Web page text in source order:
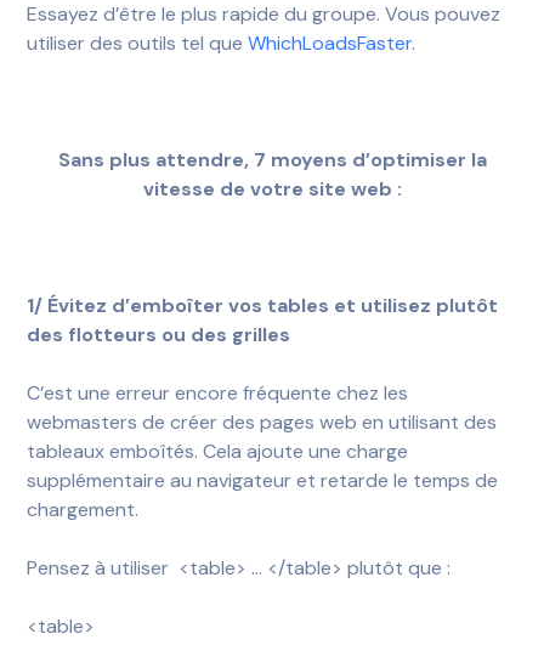
Essayez d’être le plus rapide du groupe. Vous pouvez
utiliser des outils tel queWhichLoadsFaster.
Sans plus attendre, 7 moyens d’optimiser la
vitesse de votre site web :
1/ Évitez d’emboîter vos tables et utilisez plutôt
des flotteurs ou des grilles
C’est une erreur encore fréquente chez les
webmasters de créer des pages web en utilisant des
tableaux emboîtés. Cela ajoute une charge
supplémentaire au navigateur et retarde le temps de
chargement.
Pensez à utiliser <table> … </table> plutôt que :
<table>